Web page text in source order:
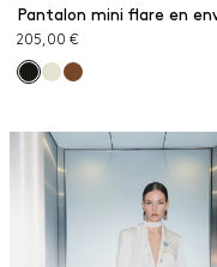
205,00 €